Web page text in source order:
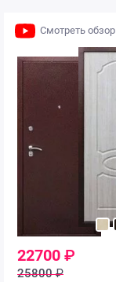
Смотреть обзор
22700 ₽
25800₽